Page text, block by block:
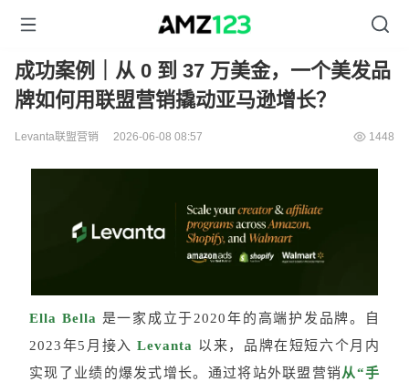
成功案例｜从 0 到 37 万美金，一个美发品
牌如何用联盟营销撬动亚马逊增长？
Levanta联盟营销 2026-06-08 08:57 1448
Ella Bella 是一家成立于2020年的高端护发品牌。自
2023年5月接入 Levanta 以来，品牌在短短六个月内
实现了业绩的爆发式增长。通过将站外联盟营销从“手